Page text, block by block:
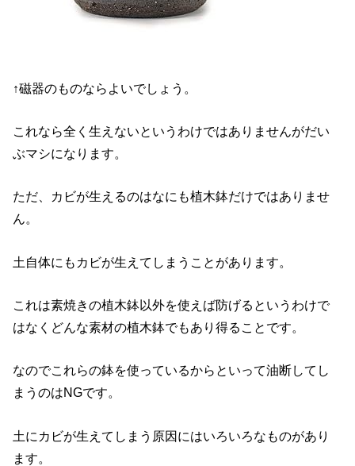
↑磁器のものならよいでしょう。
これなら全く生えないというわけではありませんがだい
ぶマシになります。
ただ、カビが生えるのはなにも植木鉢だけではありませ
ん。
土自体にもカビが生えてしまうことがあります。
これは素焼きの植木鉢以外を使えば防げるというわけで
はなくどんな素材の植木鉢でもあり得ることです。
なのでこれらの鉢を使っているからといって油断してし
まうのはNGです。
土にカビが生えてしまう原因にはいろいろなものがあり
ます。